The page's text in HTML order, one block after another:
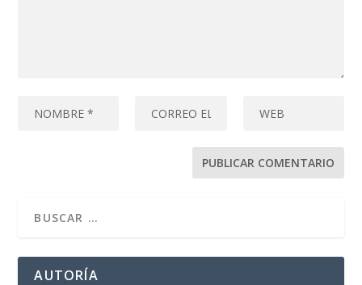
AUTORÍA